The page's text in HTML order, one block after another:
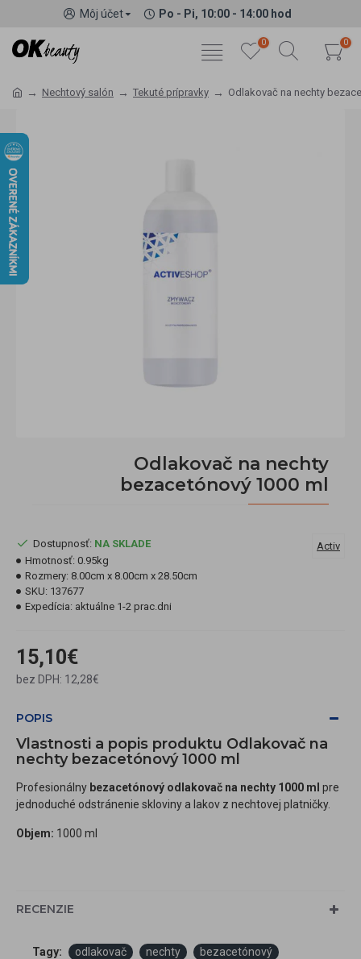
Môj účet Po - Pi, 10:00 - 14:00 hod
0 0
Nechtový salón Tekuté prípravky Odlakovač na nechty
Odlakovač na nechty
bezacetónový 1000 ml
15,10€
bez DPH: 12,28€
Dostupnosť: NA SKLADE
Hmotnosť: 0.95kg
Rozmery: 8.00cm x 8.00cm x 28.50cm
SKU: 137677
Expedícia: aktuálne 1-2 prac.dni
Activ
POPIS
Vlastnosti a popis produktu Odlakovač na
nechty bezacetónový 1000 ml
Profesionálny bezacetónový odlakovač na nechty 1000 ml pre
jednoduché odstránenie skloviny a lakov z nechtovej platničky.
Objem: 1000 ml
RECENZIE
Tagy: odlakovač nechty
bezacetónový